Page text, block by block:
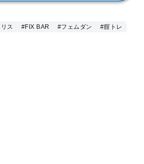
ス #FIX BAR #フェムダン
#腟トレ